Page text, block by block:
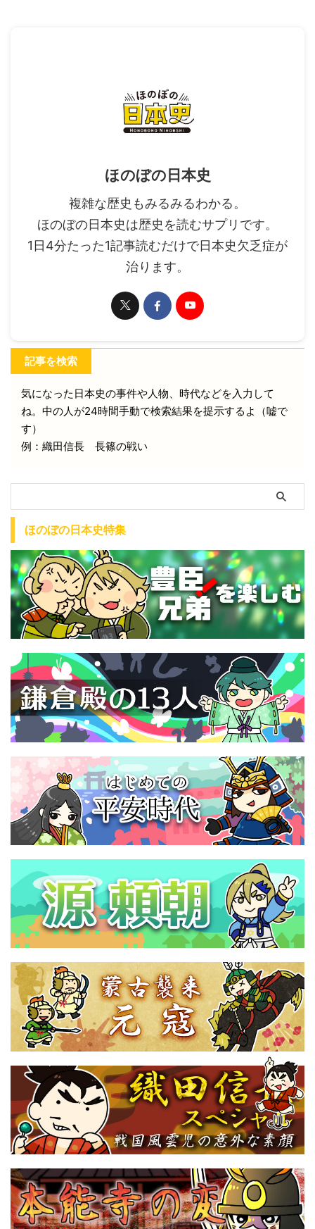
ほのぼの日本史
複雑な歴史もみるみるわかる。
ほのぼの日本史は歴史を読むサプリです。
1日4分たった1記事読むだけで日本史欠乏症が
治ります。
記事を検索
気になった日本史の事件や人物、時代などを入力して
ね。中の人が24時間手動で検索結果を提示するよ（嘘で
す）
例：織田信長 長篠の戦い
ほのぼの日本史特集